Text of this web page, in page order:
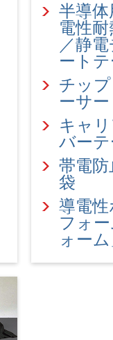
半導
電性
／静
ート
チッ
ーサー
キャ
バー
帯電
袋
導電
フォ
ォー